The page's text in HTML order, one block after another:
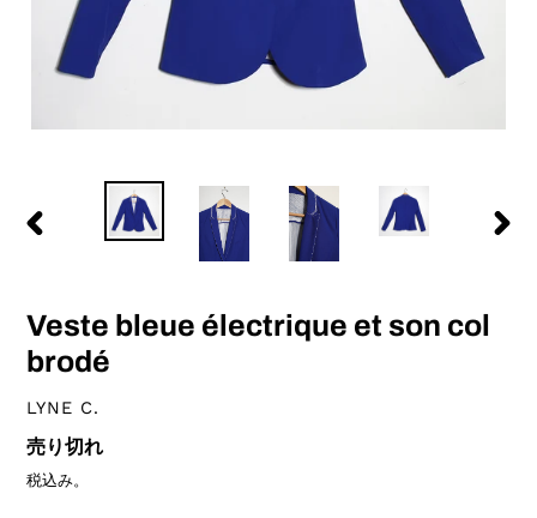
イ
ド
Veste bleue électrique et son col
brodé
ベ
ン
ダ
ー
LYNE C.
通
常
売り切れ
税込み。